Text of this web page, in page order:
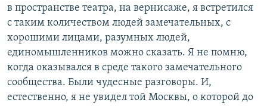
в пространстве театра, на вернисаже, я встретился
с таким количеством людей замечательных, с
хорошими лицами, разумных людей,
единомышленников можно сказать. Я не помню,
когда оказывался в среде такого замечательного
сообщества. Были чудесные разговоры. И,
естественно, я не увидел той Москвы, о которой до